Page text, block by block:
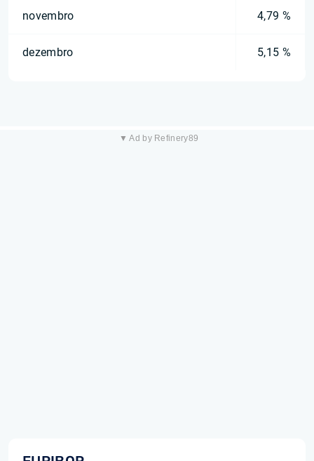
novembro 4,79 %
dezembro 5,15 %
▼ Ad by Refinery89